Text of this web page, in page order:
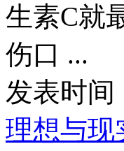
生素C就
伤口 ...
发表时间
理想与现